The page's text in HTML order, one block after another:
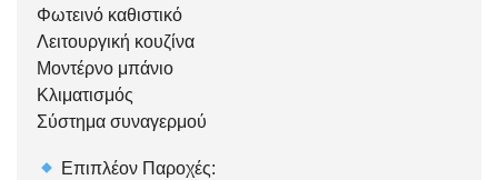
Φωτεινό καθιστικό
Λειτουργική κουζίνα
Μοντέρνο μπάνιο
Κλιματισμός
Σύστημα συναγερμού
Επιπλέον Παροχές: